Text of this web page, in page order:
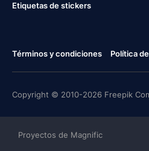
Etiquetas de stickers
Términos y condiciones Política
Copyright © 2010-2026 Freepik
Proyectos de Magnific